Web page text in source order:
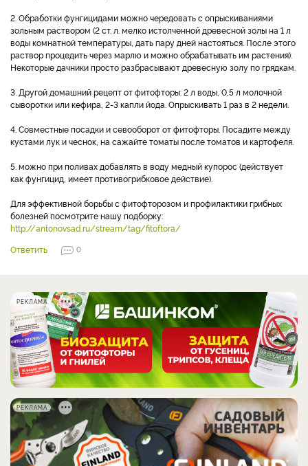
2. Обработки фунгицидами можно чередовать с опрыскиваниями
зольным раствором (2 ст. л. мелко истолченной древесной золы на 1 л
воды комнатной температуры, дать пару дней настояться. После этого
раствор процедить через марлю и можно обрабатывать им растения).
Некоторые дачники просто разбрасывают древесную золу по грядкам.
3. Другой домашний рецепт от фитофторы: 2 л воды, 0,5 л молочной
сыворотки или кефира, 2-3 капли йода. Опрыскивать 1 раз в 2 недели.
4. Совместные посадки и севооборот от фитофторы. Посадите между
кустами лук и чеснок, на сажайте томаты после томатов и картофеля.
5. можно при поливах добавлять в воду медный купорос (действует
как фунгицид, имеет противогрибковое действие).
Для эффективной борьбы с фитофторозом и профилактики грибных
болезней посмотрите нашу подборку:
http://antonovsad.ru/stream/tag/fitoftora/
Ответить
0
РЕКЛАМА
РЕКЛАМА